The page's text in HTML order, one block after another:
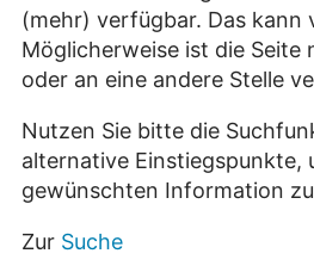
(mehr) verfügbar. Das kann
Möglicherweise ist die Seite
oder an eine andere Stelle
Nutzen Sie bitte die
alternative Einstiegspunkte,
gewünschten Information
Zur Suche